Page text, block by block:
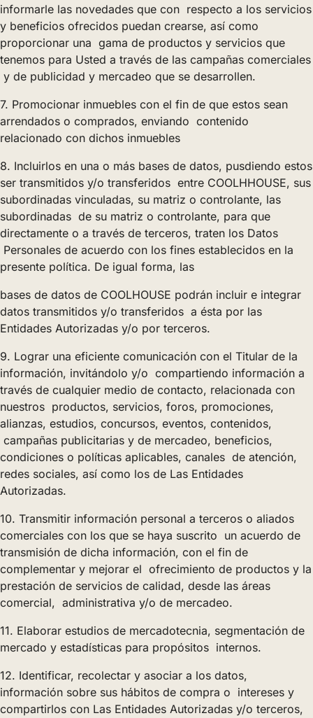
informarle las novedades que con respecto a los servicios
y beneficios ofrecidos puedan crearse, así como
proporcionar una gama de productos y servicios que
tenemos para Usted a través de las campañas comerciales
y de publicidad y mercadeo que se desarrollen.
7. Promocionar inmuebles con el fin de que estos sean
arrendados o comprados, enviando contenido
relacionado con dichos inmuebles
8. Incluirlos en una o más bases de datos, pusdiendo estos
ser transmitidos y/o transferidos entre COOLHHOUSE, sus
subordinadas vinculadas, su matriz o controlante, las
subordinadas de su matriz o controlante, para que
directamente o a través de terceros, traten los Datos
Personales de acuerdo con los fines establecidos en la
presente política. De igual forma, las
bases de datos de COOLHOUSE podrán incluir e integrar
datos transmitidos y/o transferidos a ésta por las
Entidades Autorizadas y/o por terceros.
9. Lograr una eficiente comunicación con el Titular de la
información, invitándolo y/o compartiendo información a
través de cualquier medio de contacto, relacionada con
nuestros productos, servicios, foros, promociones,
alianzas, estudios, concursos, eventos, contenidos,
campañas publicitarias y de mercadeo, beneficios,
condiciones o políticas aplicables, canales de atención,
redes sociales, así como los de Las Entidades
Autorizadas.
10. Transmitir información personal a terceros o aliados
comerciales con los que se haya suscrito un acuerdo de
transmisión de dicha información, con el fin de
complementar y mejorar el ofrecimiento de productos y la
prestación de servicios de calidad, desde las áreas
comercial, administrativa y/o de mercadeo.
11. Elaborar estudios de mercadotecnia, segmentación de
mercado y estadísticas para propósitos internos.
12. Identificar, recolectar y asociar a los datos,
información sobre sus hábitos de compra o intereses y
compartirlos con Las Entidades Autorizadas y/o terceros,